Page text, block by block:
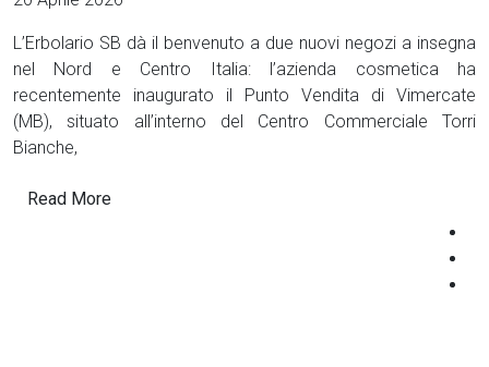
L’Erbolario SB dà il benvenuto a due nuovi negozi a insegna
nel Nord e Centro Italia: l’azienda cosmetica ha
recentemente inaugurato il Punto Vendita di Vimercate
(MB), situato all’interno del Centro Commerciale Torri
Bianche,
Read More